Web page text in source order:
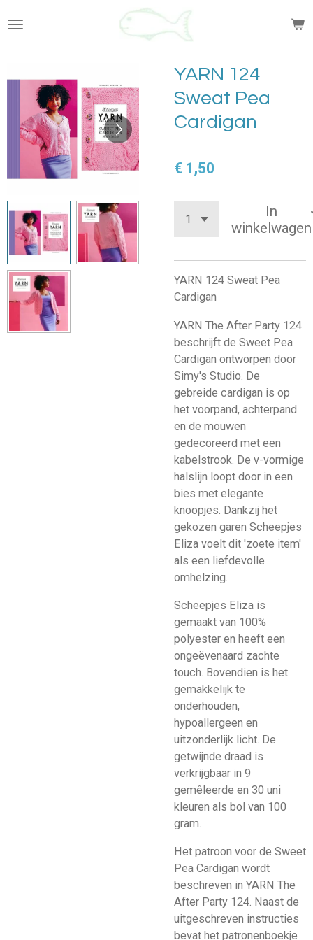
direct
hoofdinhoud
YARN 124
Sweat Pea
Cardigan
€ 1,50
In
winkelwagen
YARN 124 Sweat Pea
Cardigan
YARN The After Party 124
beschrijft de Sweet Pea
Cardigan ontworpen door
Simy's Studio. De
gebreide cardigan is op
het voorpand, achterpand
en de mouwen
gedecoreerd met een
kabelstrook. De v-vormige
halslijn loopt door in een
bies met elegante
knoopjes. Dankzij het
gekozen garen Scheepjes
Eliza voelt dit 'zoete item'
als een liefdevolle
omhelzing.
Scheepjes Eliza is
gemaakt van 100%
polyester en heeft een
ongeëvenaard zachte
touch. Bovendien is het
gemakkelijk te
onderhouden,
hypoallergeen en
uitzonderlijk licht. De
getwijnde draad is
verkrijgbaar in 9
gemêleerde en 30 uni
kleuren als bol van 100
gram.
Het patroon voor de Sweet
Pea Cardigan wordt
beschreven in YARN The
After Party 124. Naast de
uitgeschreven instructies
bevat het patronenboekje